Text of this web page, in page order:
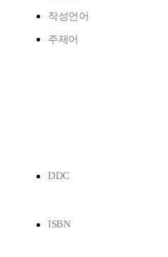
작성언어
주제어
DDC
ISBN